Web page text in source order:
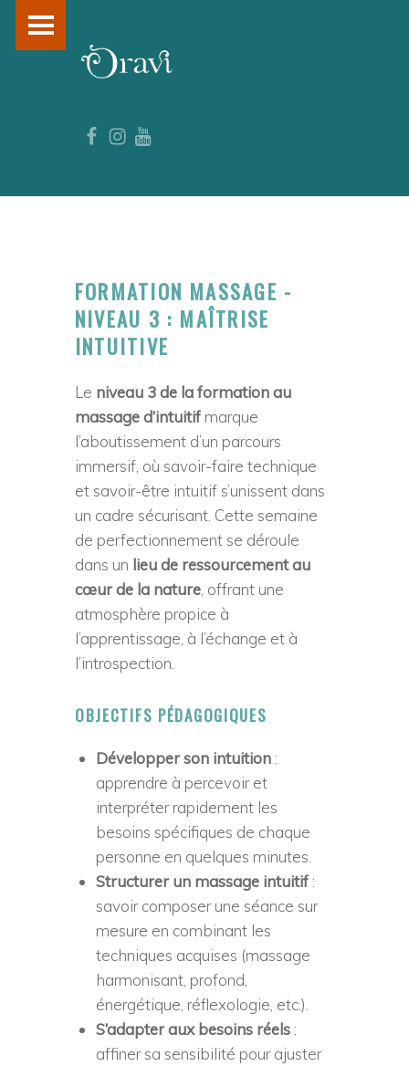
R
M
A
I
O
N
D
E
M
A
S
S
A
G
E
T
S
T
A
G
E
D
E
L
I
FORMATION MASSAGE -
NIVEAU 3 : MAÎTRISE
INTUITIVE
Le niveau 3 de la formation au
massage d’intuitifmarque
l’aboutissement d’un parcours
immersif, où savoir-faire technique
et savoir-être intuitif s’unissent dans
un cadre sécurisant. Cette semaine
de perfectionnement se déroule
dans un lieu de ressourcement au
cœur de la nature, offrant une
atmosphère propice à
l’apprentissage, à l’échange et à
l’introspection.
OBJECTIFS PÉDAGOGIQUES
Développer son intuition :
apprendre à percevoir et
interpréter rapidement les
besoins spécifiques de chaque
personne en quelques minutes.
Structurer un massage intuitif :
savoir composer une séance sur
mesure en combinant les
techniques acquises (massage
harmonisant, profond,
énergétique, réflexologie, etc.).
S’adapter aux besoins réels :
affiner sa sensibilité pour ajuster